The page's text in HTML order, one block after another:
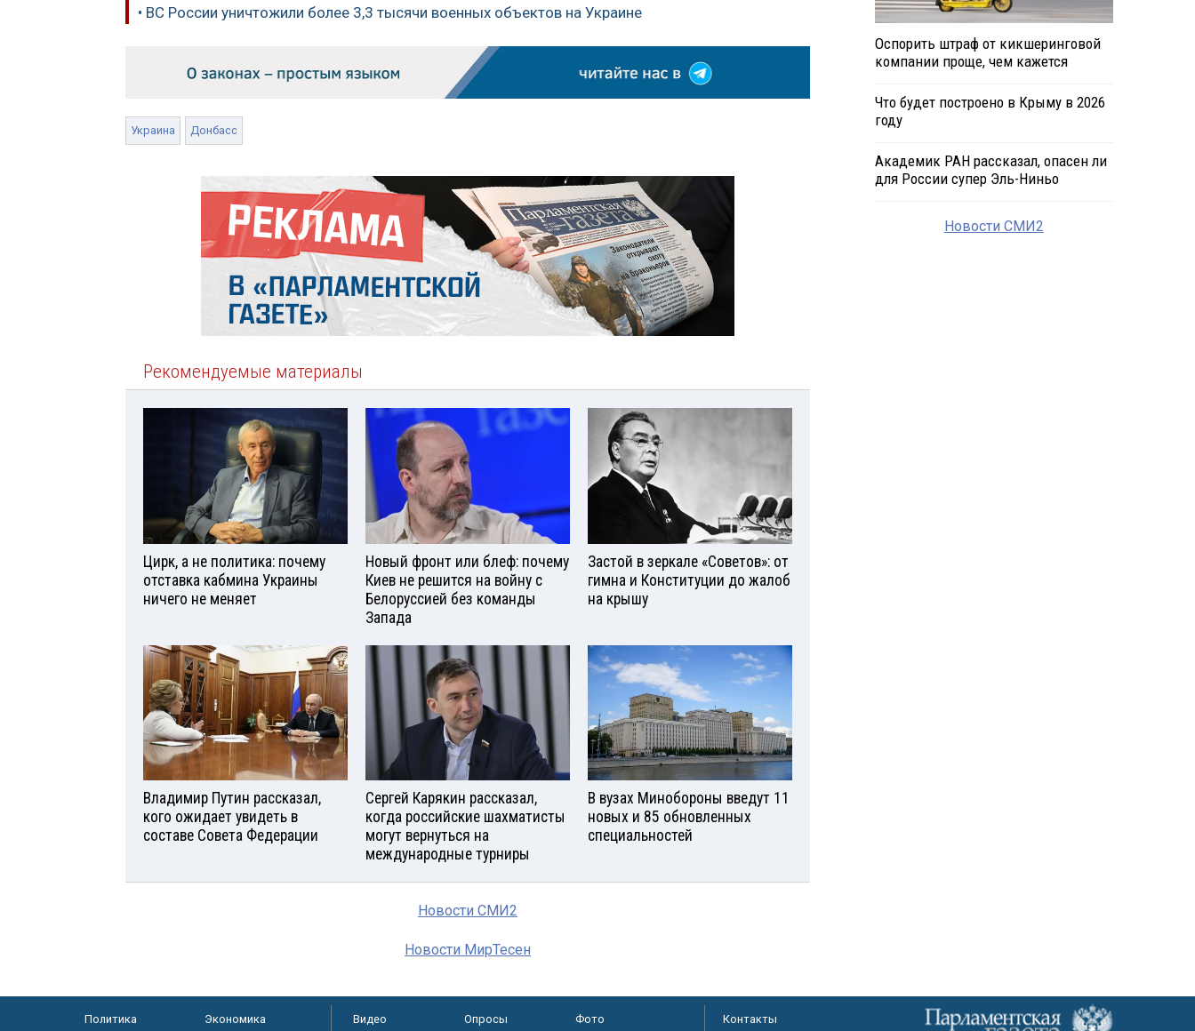
• ВС России уничтожили более 3,3 тысячи военных объектов на Украине
Украина Донбасс
Рекомендуемые материалы
Цирк, а не политика: почему
отставка кабмина Украины
ничего не меняет
Новый фронт или блеф: почему
Киев не решится на войну с
Белоруссией без команды
Запада
Застой в зеркале «Советов»: от
гимна и Конституции до жалоб
на крышу
Владимир Путин рассказал,
кого ожидает увидеть в
составе Совета Федерации
Сергей Карякин рассказал,
когда российские шахматисты
могут вернуться на
международные турниры
В вузах Минобороны введут 11
новых и 85 обновленных
специальностей
Новости СМИ2
Новости МирТесен
Оспорить штраф от кикшеринговой
компании проще, чем кажется
Что будет построено в Крыму в 2026
году
Академик РАН рассказал, опасен ли
для России супер Эль-Ниньо
Новости СМИ2
Политика Экономика Видео Опросы Фото Контакты